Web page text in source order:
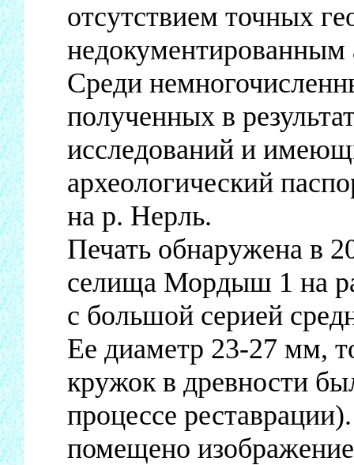
отсутствием точных
недокументированным
Среди
полученных в
исследований и
археологический
на р. Нерль.
Печать обнаружена в
селища Мордыш 1 на
с большой серией
Ее диаметр 23-27 мм,
кружок в древности
процессе
помещено